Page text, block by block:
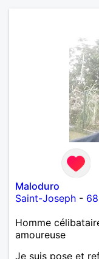
Maloduro
Saint-Joseph -
Homme
amoureuse
Je suis pose et